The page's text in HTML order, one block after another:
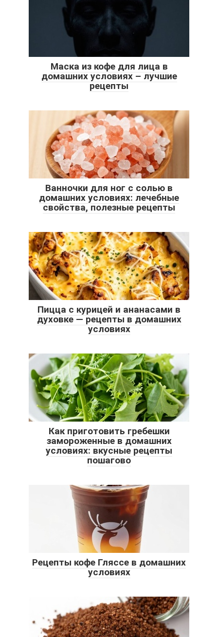
Маска из кофе для лица в
домашних условиях – лучшие
рецепты
Ванночки для ног с солью в
домашних условиях: лечебные
свойства, полезные рецепты
Пицца с курицей и ананасами в
духовке — рецепты в домашних
условиях
Как приготовить гребешки
замороженные в домашних
условиях: вкусные рецепты
пошагово
Рецепты кофе Гляссе в домашних
условиях